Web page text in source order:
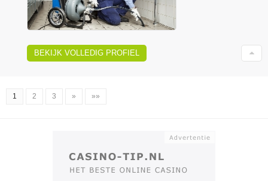
BEKIJK VOLLEDIG PROFIEL
1 2 3 » »»